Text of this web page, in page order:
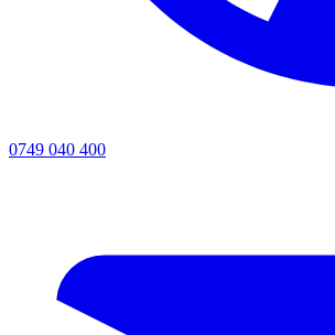
0749 040 400